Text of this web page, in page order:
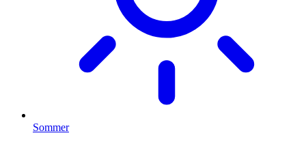
Sommer